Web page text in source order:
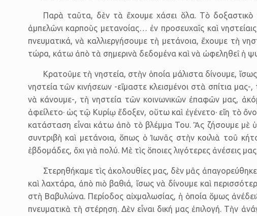
Παρὰ ταῦτα, δὲν τὰ ἔχουμε χάσει ὅλα. Τὸ
ἀμπελῶνι καρποὺς μετανοίας… ἐν προσευχαῖς καὶ
πνευματικά, νὰ καλλιεργήσουμε τὴ μετάνοια, ἔχουμε τὴ
τώρα, κάτω ἀπὸ τὰ σημερινὰ δεδομένα καὶ νὰ ὠφεληθεῖ ἡ
Κρατοῦμε τὴ νηστεία, στὴν ὁποία μάλιστα δίνουμε,
νηστεία τῶν κινήσεων -εἴμαστε κλεισμένοι στὰ σπίτια
νὰ κάνουμε-, τὴ νηστεία τῶν κοινωνικῶν ἐπαφῶν μας,
ἀφείλετο· ὡς τῷ Κυρίῳ ἔδοξεν, οὕτω καὶ ἐγένετο· εἴη τὸ
κατά­σταση εἶναι κάτω ἀπὸ τὸ βλέμμα Του. Ἂς ζήσουμε μὲ
συντριβὴ καὶ μετάνοια, ὅπως ὁ Ἰωνᾶς στὴν κοιλιὰ τοῦ
ἑβδομάδες, ὄχι γιὰ πολύ. Μὲ τὶς ὅποιες λιγότερες ἀνέ­σεις
Στερηθήκαμε τὶς ἀκολουθίες μας, δὲν μᾶς
καὶ λαχτάρα, ἀπὸ πιὸ βαθιά, ἴσως νὰ δίνουμε καὶ
στὴ Βαβυ­λώνα. Περίοδος αἰχμα­λωσίας, ἡ ὁποία ὅμως
πνευ­ματικὰ τὴ στέρηση. Δὲν εἶναι δική μας ἐπιλογή. Τὴν